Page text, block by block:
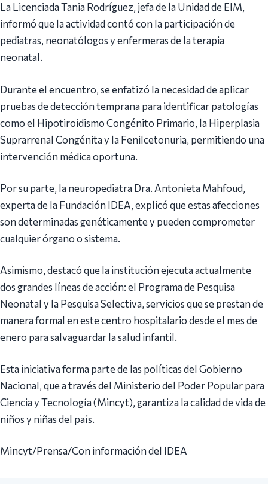
La Licenciada Tania Rodríguez, jefa de la Unidad de EIM,
informó que la actividad contó con la participación de
pediatras, neonatólogos y enfermeras de la terapia
neonatal.
Durante el encuentro, se enfatizó la necesidad de aplicar
pruebas de detección temprana para identificar patologías
como el Hipotiroidismo Congénito Primario, la Hiperplasia
Suprarrenal Congénita y la Fenilcetonuria, permitiendo una
intervención médica oportuna.
Por su parte, la neuropediatra Dra. Antonieta Mahfoud,
experta de la Fundación IDEA, explicó que estas afecciones
son determinadas genéticamente y pueden comprometer
cualquier órgano o sistema.
Asimismo, destacó que la institución ejecuta actualmente
dos grandes líneas de acción: el Programa de Pesquisa
Neonatal y la Pesquisa Selectiva, servicios que se prestan de
manera formal en este centro hospitalario desde el mes de
enero para salvaguardar la salud infantil.
Esta iniciativa forma parte de las políticas del Gobierno
Nacional, que a través del Ministerio del Poder Popular para
Ciencia y Tecnología (Mincyt), garantiza la calidad de vida de
niños y niñas del país.
Mincyt/Prensa/Con información del IDEA